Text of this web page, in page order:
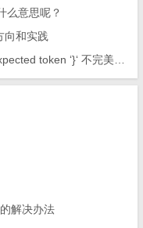
么意思呢？
向和实践
微信小程序反编译报SyntaxError: Unexpected token ‘}‘ 不完美的解决方法
解决办法